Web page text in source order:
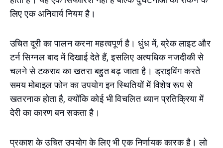
लिए एक अनिवार्य नियम है।
उचित दूरी का पालन करना महत्वपूर्ण है। धुंध में, ब्रेक लाइट और
टर्न सिग्नल बाद में दिखाई देते हैं, इसलिए अत्यधिक नजदीकी से
चलने से टकराव का खतरा बहुत बढ़ जाता है। ड्राइविंग करते
समय मोबाइल फोन का उपयोग इन स्थितियों में विशेष रूप से
खतरनाक होता है, क्योंकि कोई भी विचलित ध्यान प्रतिक्रिया में
देरी का कारण बन सकता है।
प्रकाश के उचित उपयोग के लिए भी एक निर्णायक कारक है। लो